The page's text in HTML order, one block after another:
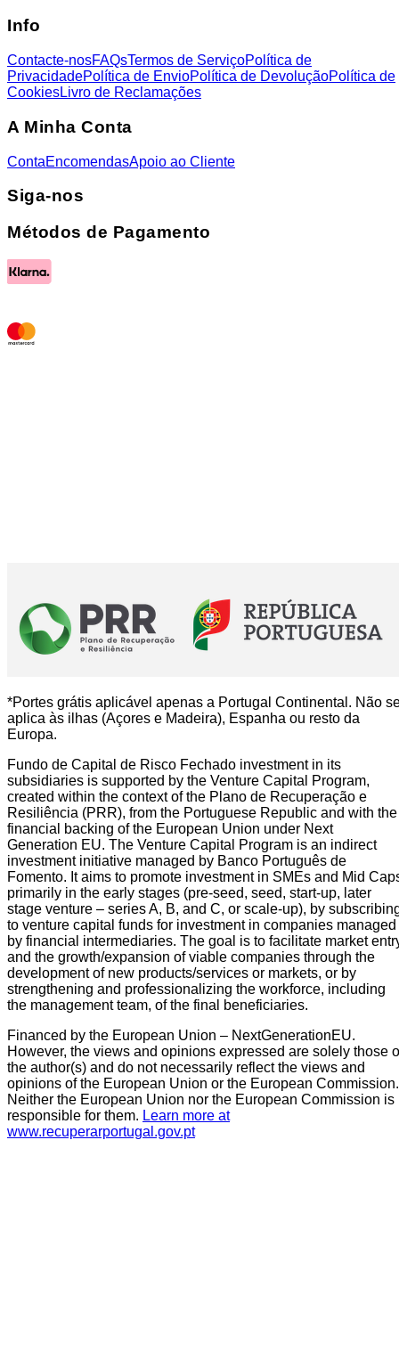
Info
Contacte-nosFAQsTermos de ServiçoPolítica de
PrivacidadePolítica de EnvioPolítica de DevoluçãoPolítica de
CookiesLivro de Reclamações
A Minha Conta
ContaEncomendasApoio ao Cliente
Siga-nos
Métodos de Pagamento
*Portes grátis aplicável apenas a Portugal Continental. Não
aplica às ilhas (Açores e Madeira), Espanha ou resto da
Europa.
Fundo de Capital de Risco Fechado investment in its
subsidiaries is supported by the Venture Capital Program,
created within the context of the Plano de Recuperação e
Resiliência (PRR), from the Portuguese Republic and with the
financial backing of the European Union under Next
Generation EU. The Venture Capital Program is an indirect
investment initiative managed by Banco Português de
Fomento. It aims to promote investment in SMEs and Mid
primarily in the early stages (pre-seed, seed, start-up, later
stage venture – series A, B, and C, or scale-up), by
to venture capital funds for investment in companies managed
by financial intermediaries. The goal is to facilitate market
and the growth/expansion of viable companies through the
development of new products/services or markets, or by
strengthening and professionalizing the workforce, including
the management team, of the final beneficiaries.
Financed by the European Union – NextGenerationEU.
However, the views and opinions expressed are solely those
the author(s) and do not necessarily reflect the views and
opinions of the European Union or the European Commission.
Neither the European Union nor the European Commission is
responsible for them. Learn more at
www.recuperarportugal.gov.pt